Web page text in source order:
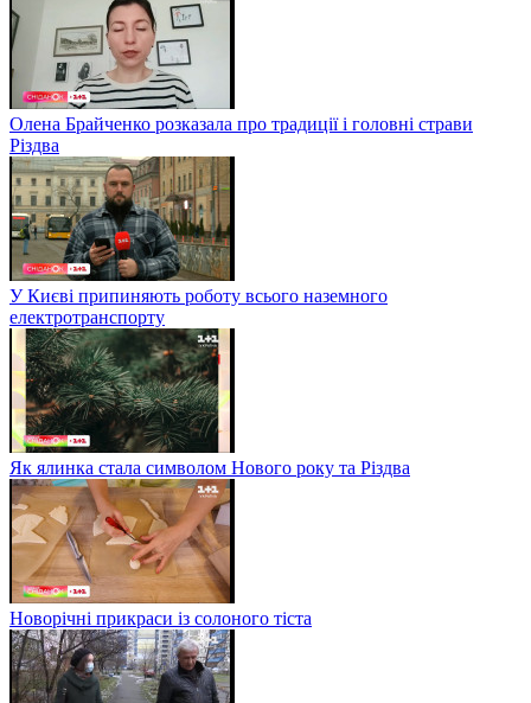
Олена Брайченко розказала про традиції і головні страви
Різдва
У Києві припиняють роботу всього наземного
електротранспорту
Як ялинка стала символом Нового року та Різдва
Новорічні прикраси із солоного тіста